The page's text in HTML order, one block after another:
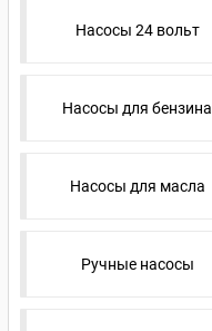
Насосы 24 вольт
Насосы для бензина
Насосы для масла
Ручные насосы